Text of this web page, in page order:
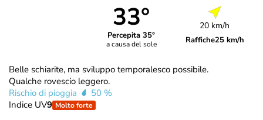
33°
Percepita 35°
a causa del sole
20 km/h
Raffiche25 km/h
Belle schiarite, ma sviluppo temporalesco possibile.
Qualche rovescio leggero.
Rischio di pioggia
50 %
Indice UV9 Molto forte